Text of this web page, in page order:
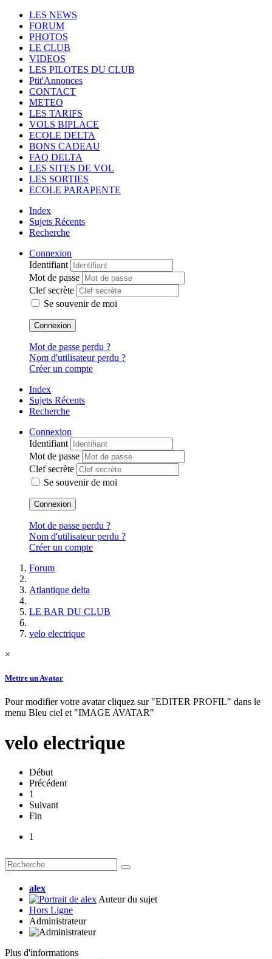
LES NEWS
FORUM
PHOTOS
LE CLUB
VIDEOS
LES PILOTES DU CLUB
Ptit'Annonces
CONTACT
METEO
LES TARIFS
VOLS BIPLACE
ECOLE DELTA
BONS CADEAU
FAQ DELTA
LES SITES DE VOL
LES SORTIES
ECOLE PARAPENTE
Index
Sujets Récents
Recherche
Connexion
Identifiant
Mot de passe
Clef secrète
Se souvenir de moi
Connexion
Mot de passe perdu ?
Nom d'utilisateur perdu ?
Créer un compte
Index
Sujets Récents
Recherche
Connexion
Identifiant
Mot de passe
Clef secrète
Se souvenir de moi
Connexion
Mot de passe perdu ?
Nom d'utilisateur perdu ?
Créer un compte
Forum
Atlantique delta
LE BAR DU CLUB
velo electrique
×
Mettre un Avatar
Pour modifier votre avatar cliquez sur "EDITER PROFIL" dans le
menu Bleu ciel et "IMAGE AVATAR"
velo electrique
Début
Précédent
1
Suivant
Fin
1
alex
Auteur du sujet
Hors Ligne
Administrateur
Plus d'informations